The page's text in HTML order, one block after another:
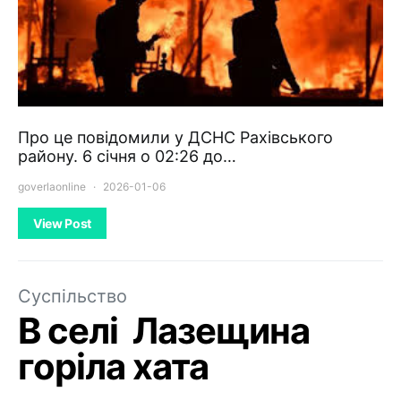
Про це повідомили у ДСНС Рахівського
району. 6 січня о 02:26 до…
goverlaonline 2026-01-06
View Post
Суспільство
В селі Лазещина
горіла хата